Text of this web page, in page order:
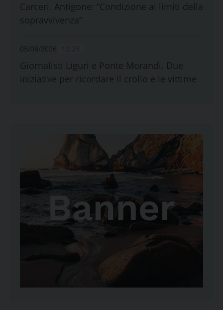
Carceri. Antigone: “Condizione ai limiti della
sopravvivenza”
05/08/2026
Giornalisti Liguri e Ponte Morandi. Due
iniziative per ricordare il crollo e le vittime